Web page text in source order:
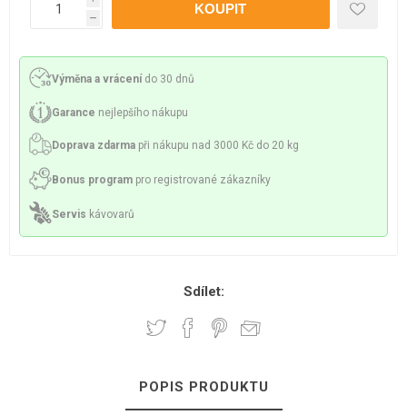
h
Výměna a vrácení do 30 dnů
Garance nejlepšího nákupu
Doprava zdarma při nákupu nad 3000 Kč do 20 kg
Bonus program pro registrované zákazníky
Servis kávovarů
Sdílet:
POPIS PRODUKTU